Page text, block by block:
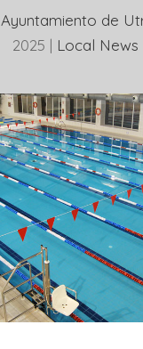
Ayuntamiento de
2025 | Local News